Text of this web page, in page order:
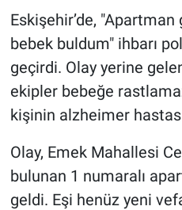
Eskişehir’de,
bebek buldum" ihbarı
geçirdi. Olay yerine
ekipler bebeğe
kişinin alzheimer
Olay, Emek Mahallesi
bulunan 1 numaralı
geldi. Eşi henüz yeni
Bilim ve Teknoloji